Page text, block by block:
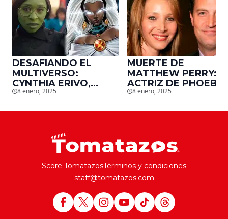
DESAFIANDO EL
MULTIVERSO:
CYNTHIA ERIVO,
PROTAGONISTA DE
SER STORM EN EL
8 enero, 2025
MUERTE DE
MATTHEW PERRY:
ACTRIZ DE PHOEBE,
EN ‘FRIENDS’,
EMOTIVO MENSAJE
8 enero, 2025
Score TomatazosTérminos y condiciones
staff@tomatazos.com